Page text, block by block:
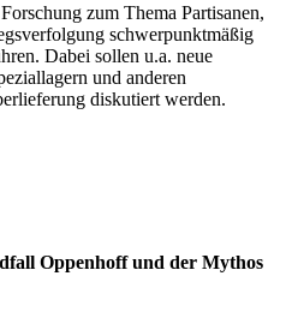
zum Thema Partisanen,
schwerpunktmäßig
Dabei sollen u.a. neue
und anderen
diskutiert werden.
Oppenhoff und der Mythos